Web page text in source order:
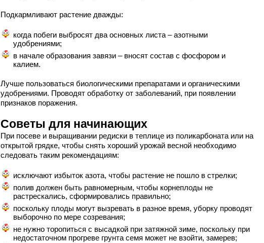
Подкармливают растение дважды:
когда побеги выбросят два основных листа – азотными
удобрениями;
в начале образования завязи – вносят состав с фосфором и
калием.
Лучше пользоваться биологическими препаратами и органическими
удобрениями. Проводят обработку от заболеваний, при появлении
признаков поражения.
Советы для начинающих
При посеве и выращивании редиски в теплице из поликарбоната или на
открытой грядке, чтобы снять хороший урожай весной необходимо
следовать таким рекомендациям:
исключают избыток азота, чтобы растение не пошло в стрелки;
полив должен быть равномерным, чтобы корнеплоды не
растрескались, сформировались правильно;
поскольку плоды могут вызревать в разное время, уборку проводят
выборочно по мере созревания;
не нужно торопиться с высадкой при затяжной зиме, поскольку при
недостаточном прогреве грунта семя может не взойти, замерев;